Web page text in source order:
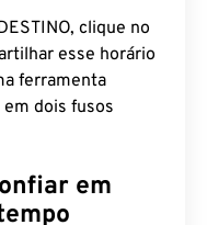
clique no
esse horário
ferramenta
dois fusos
em